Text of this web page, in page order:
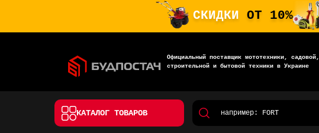
СКИДКИ ОТ 10%
Официальный поставщик мототехники, садовой,
строительной и бытовой техники в Украине
КАТАЛОГ ТОВАРОВ